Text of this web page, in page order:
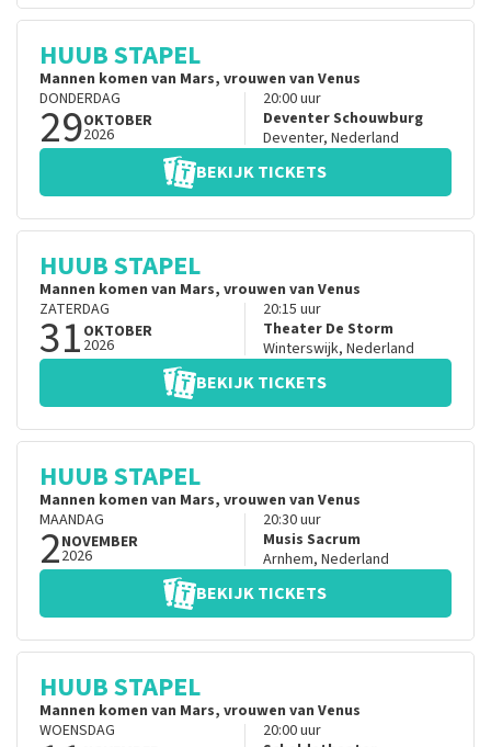
HUUB STAPEL
Mannen komen van Mars, vrouwen van Venus
DONDERDAG
29OKTOBER
2026
20:00uur
Deventer Schouwburg
Deventer, Nederland
BEKIJK TICKETS
HUUB STAPEL
Mannen komen van Mars, vrouwen van Venus
ZATERDAG
31 OKTOBER
2026
20:15 uur
Theater De Storm
Winterswijk, Nederland
BEKIJK TICKETS
HUUB STAPEL
Mannen komen van Mars, vrouwen van Venus
MAANDAG
2NOVEMBER
2026
20:30uur
Musis Sacrum
Arnhem, Nederland
BEKIJK TICKETS
HUUB STAPEL
Mannen komen van Mars, vrouwen van Venus
WOENSDAG
20:00uur